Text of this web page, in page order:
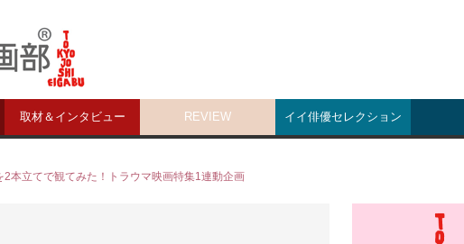
取材＆インタビュー REVIEW イイ俳優セレクション
本立てで観てみた！トラウマ映画特集1連動企画